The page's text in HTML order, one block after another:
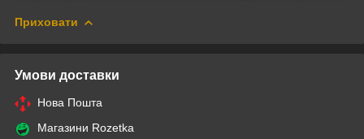
Приховати
Умови доставки
Нова Пошта
Магазини Rozetka